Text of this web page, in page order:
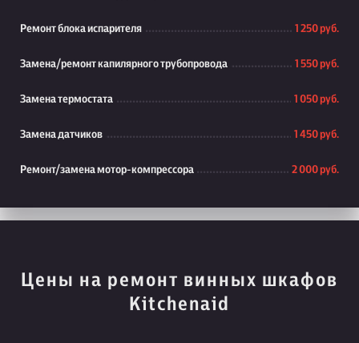
Ремонт блока испарителя 1 250 руб.
Замена/ремонт капилярного трубопровода 1 550 руб.
Замена термостата 1 050 руб.
Замена датчиков 1 450 руб.
Ремонт/замена мотор-компрессора 2 000 руб.
Цены на ремонт винных шкафов
Kitchenaid